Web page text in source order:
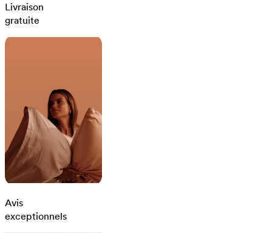
Livraison
gratuite
Avis
exceptionnels